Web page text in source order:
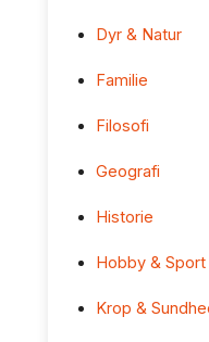
Dyr & Natur
Familie
Filosofi
Geografi
Historie
Hobby & Sport
Krop &